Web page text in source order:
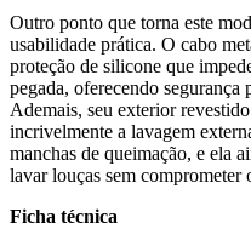
Outro ponto que torna este
usabilidade prática. O cabo
proteção de silicone que
pegada, oferecendo segurança
Ademais, seu exterior
incrivelmente a lavagem
manchas de queimação, e ela
lavar louças sem comprometer
Ficha técnica